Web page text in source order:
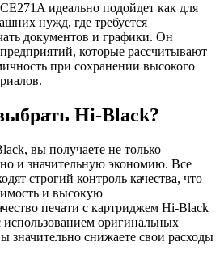
идеально подойдет как для
нужд, где требуется
документов и графики. Он
которые рассчитывают
при сохранении высокого
Hi-Black?
вы получаете не только
и значительную экономию. Все
строгий контроль качества, что
и высокую
печати с картриджем Hi-Black
использованием оригинальных
значительно снижаете свои расходы